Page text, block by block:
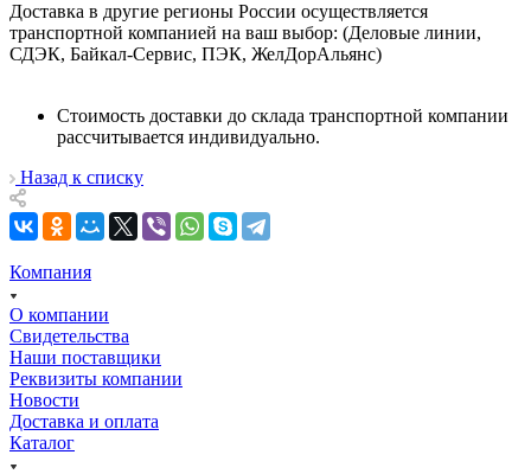
Доставка в другие регионы России осуществляется
транспортной компанией на ваш выбор: (Деловые линии,
СДЭК, Байкал-Сервис, ПЭК, ЖелДорАльянс)
Стоимость доставки до склада транспортной компании
рассчитывается индивидуально.
Назад к списку
Компания
О компании
Свидетельства
Наши поставщики
Реквизиты компании
Новости
Доставка и оплата
Каталог